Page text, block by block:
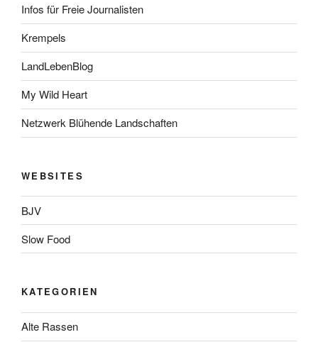
Infos für Freie Journalisten
Krempels
LandLebenBlog
My Wild Heart
Netzwerk Blühende Landschaften
WEBSITES
BJV
Slow Food
KATEGORIEN
Alte Rassen